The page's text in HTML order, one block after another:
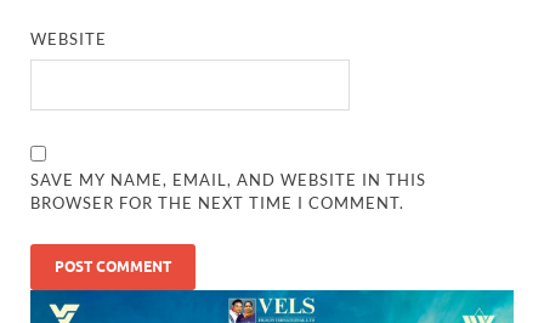
WEBSITE
SAVE MY NAME, EMAIL, AND WEBSITE IN THIS
BROWSER FOR THE NEXT TIME I COMMENT.